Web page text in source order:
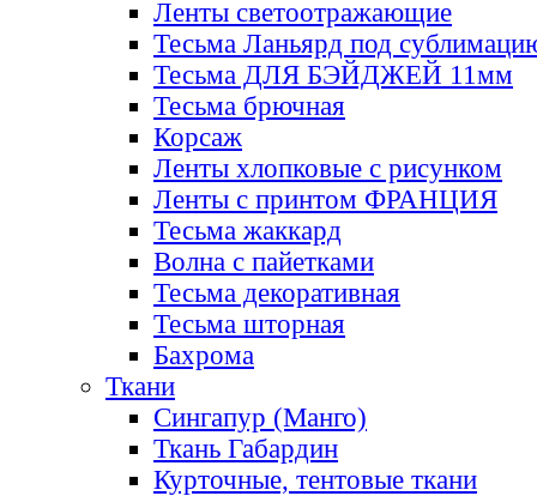
Ленты светоотражающие
Тесьма Ланьярд под
Тесьма ДЛЯ БЭЙДЖЕЙ 11мм
Тесьма брючная
Корсаж
Ленты хлопковые с рисунком
Ленты с принтом ФРАНЦИЯ
Тесьма жаккард
Волна с пайетками
Тесьма декоративная
Тесьма шторная
Бахрома
Ткани
Сингапур (Манго)
Ткань Габардин
Курточные, тентовые ткани